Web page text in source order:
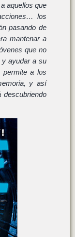
aquellos que
los
pasando de
mantenar a
que no
y ayudar a su
permite a los
y así
descubriendo